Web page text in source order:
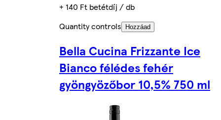
+ 140 Ft betétdíj / db
Quantity controls
Hozzáad
Bella Cucina Frizzante Ice
Bianco félédes fehér
gyöngyözőbor 10,5% 750 ml